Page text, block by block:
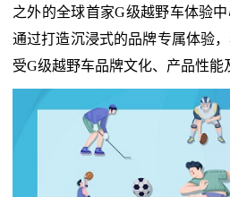
之外的全球首家G级越野车体验
通过打造沉浸式的品牌专属体验
受G级越野车品牌文化、产品性能